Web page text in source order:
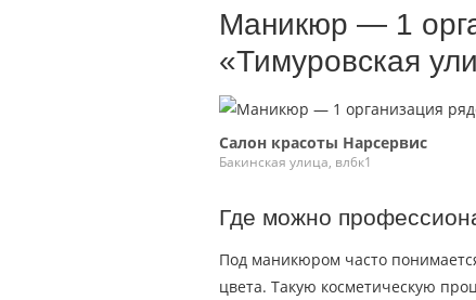
Маникюр — 1
«Тимуровская
Салон красоты Нарсервис
Бакинская улица, вл6к1
Где можно
Под маникюром часто
цвета. Такую косметическую